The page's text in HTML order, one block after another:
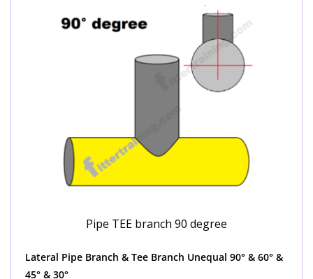
Pipe TEE branch 90 degree
Lateral Pipe Branch & Tee Branch Unequal 90° & 60° &
45° & 30°